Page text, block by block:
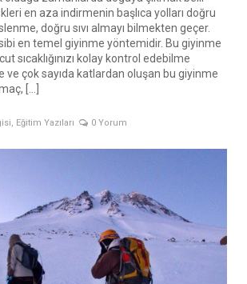
en aza indirmenin başlıca yolları doğru
doğru sıvı almayı bilmekten geçer.
en temel giyinme yöntemidir. Bu giyinme
sıcaklığınızı kolay kontrol edebilme
ve çok sayıda katlardan oluşan bu giyinme
[…]
, Eğitim Yazıları 0 Yorum